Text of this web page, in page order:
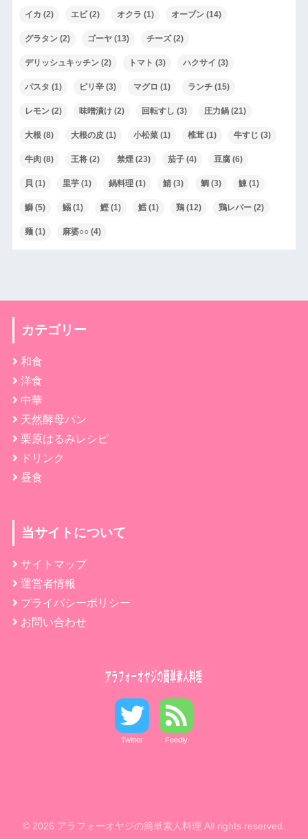
イカ (2) エビ(2) オクラ (1) オーブン(14)
グラタン(2) ゴーヤ(13) チーズ(2)
デリッシュキッチン(2) トマト (3) ハクサイ (3)
パスタ (1) ピリ辛(3) マグロ (1) ランチ(15)
レモン(2) 味噌漬け(2) 回転すし (3) 圧力鍋(21)
大根(8) 大根の皮(1) 小松菜(1) 椎茸(1) 牛すじ (3)
牛肉(8) 王将(2) 禁煙(23) 茄子(4) 豆腐(6)
貝 (1) 里芋(1) 鍋料理(1) 鯖(3) 鯛(3) 鰊(1)
鰤(5) 鰯(1) 鰹(1) 鱈(1) 鶏(12) 鶏レバー(2)
麺(1) 麻婆○○(4)
カテゴリー
和食
洋食
中華
天然酵母パン
栗原はるみレシピ
ドリンク
昼食
当サイトについて
サイトマップ
運営者情報
プライバシーポリシー
お問い合わせ
Twitter Feedly
© 2026 アラフォーオヤジの簡単素人料理 All rights reserved.